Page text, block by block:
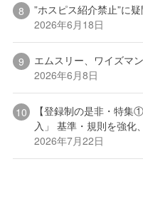
”ホスピス紹介禁止”に
2026年6月18日
エムスリー、ワイズマ
2026年6月8日
【登録制の是非・特
入」 基準・規則を強化
2026年7月22日